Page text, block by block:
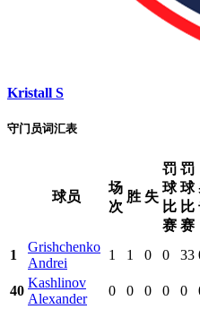
Kristall S
守门员词汇表
球员
场
次
胜 失
罚
球
比
赛
罚
球
比
赛
1
Grishchenko
Andrei
1 1 0 0 33
40
Kashlinov
Alexander
0 0 0 0 0